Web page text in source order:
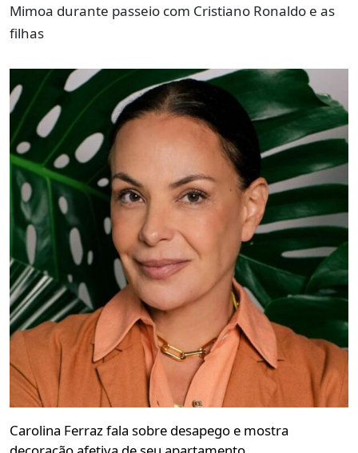
Mimoa durante passeio com Cristiano Ronaldo e as
filhas
Carolina Ferraz fala sobre desapego e mostra